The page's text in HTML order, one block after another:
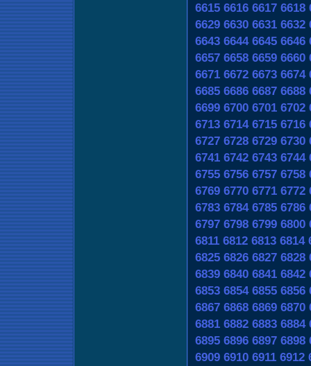
6615 6616 6617 6618
6629 6630 6631 6632
6643 6644 6645 6646
6657 6658 6659 6660
6671 6672 6673 6674
6685 6686 6687 6688
6699 6700 6701 6702
6713 6714 6715 6716
6727 6728 6729 6730
6741 6742 6743 6744
6755 6756 6757 6758
6769 6770 6771 6772
6783 6784 6785 6786
6797 6798 6799 6800
6811 6812 6813 6814
6825 6826 6827 6828
6839 6840 6841 6842
6853 6854 6855 6856
6867 6868 6869 6870
6881 6882 6883 6884
6895 6896 6897 6898
6909 6910 6911 6912